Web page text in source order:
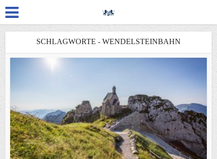
SCHLAGWORTE - WENDELSTEINBAHN